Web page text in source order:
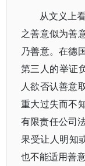
从文义上
之善意似为善
乃善意。在德
第三人的举证
人欲否认善意
重大过失而不
有限责任公司
果受让人明知
也不能适用善